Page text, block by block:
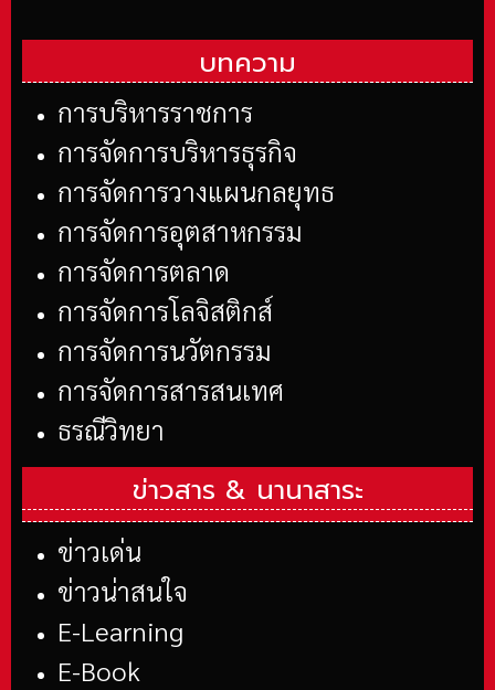
บทความ
การบริหารราชการ
การจัดการบริหารธุรกิจ
การจัดการวางแผนกลยุทธ
การจัดการอุตสาหกรรม
การจัดการตลาด
การจัดการโลจิสติกส์
การจัดการนวัตกรรม
การจัดการสารสนเทศ
ธรณีวิทยา
ข่าวสาร & นานาสาระ
ข่าวเด่น
ข่าวน่าสนใจ
E-Learning
E-Book